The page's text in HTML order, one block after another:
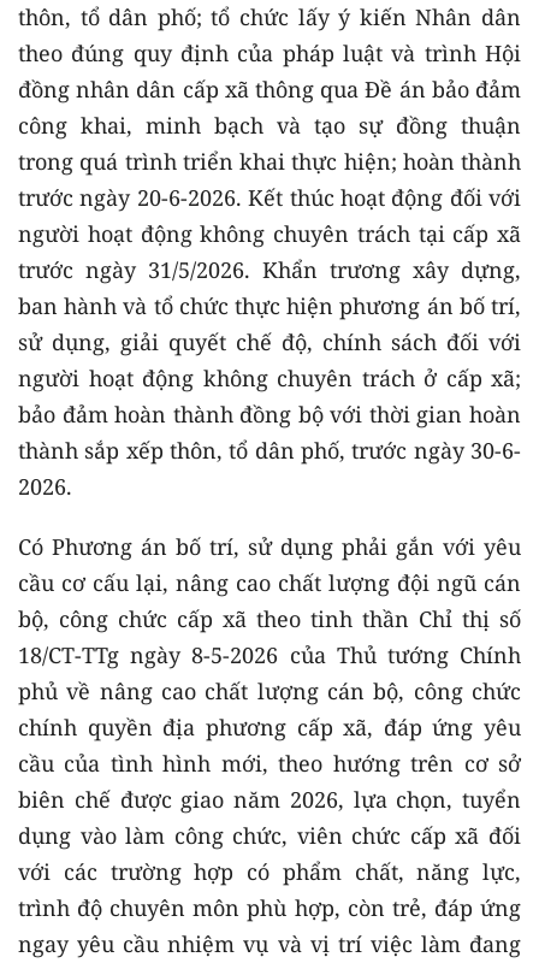
thôn, tổ dân phố; tổ chức lấy ý kiến Nhân dân
theo đúng quy định của pháp luật và trình Hội
đồng nhân dân cấp xã thông qua Đề án bảo đảm
công khai, minh bạch và tạo sự đồng thuận
trong quá trình triển khai thực hiện; hoàn thành
trước ngày 20-6-2026. Kết thúc hoạt động đối với
người hoạt động không chuyên trách tại cấp xã
trước ngày 31/5/2026. Khẩn trương xây dựng,
ban hành và tổ chức thực hiện phương án bố trí,
sử dụng, giải quyết chế độ, chính sách đối với
người hoạt động không chuyên trách ở cấp xã;
bảo đảm hoàn thành đồng bộ với thời gian hoàn
thành sắp xếp thôn, tổ dân phố, trước ngày 30-6-
2026.
Có Phương án bố trí, sử dụng phải gắn với yêu
cầu cơ cấu lại, nâng cao chất lượng đội ngũ cán
bộ, công chức cấp xã theo tinh thần Chỉ thị số
18/CT-TTg ngày 8-5-2026 của Thủ tướng Chính
phủ về nâng cao chất lượng cán bộ, công chức
chính quyền địa phương cấp xã, đáp ứng yêu
cầu của tình hình mới, theo hướng trên cơ sở
biên chế được giao năm 2026, lựa chọn, tuyển
dụng vào làm công chức, viên chức cấp xã đối
với các trường hợp có phẩm chất, năng lực,
trình độ chuyên môn phù hợp, còn trẻ, đáp ứng
ngay yêu cầu nhiệm vụ và vị trí việc làm đang